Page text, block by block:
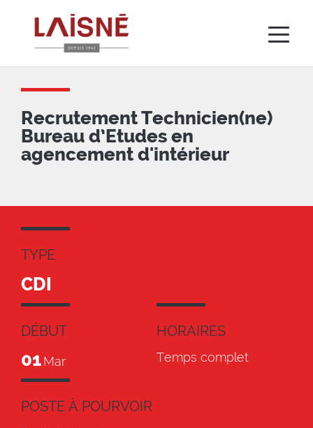
principal
Recrutement Technicien(ne)
Bureau d’Etudes en
agencement d'intérieur
TYPE
CDI
DÉBUT
01 Mar
HORAIRES
Temps complet
POSTE À POURVOIR